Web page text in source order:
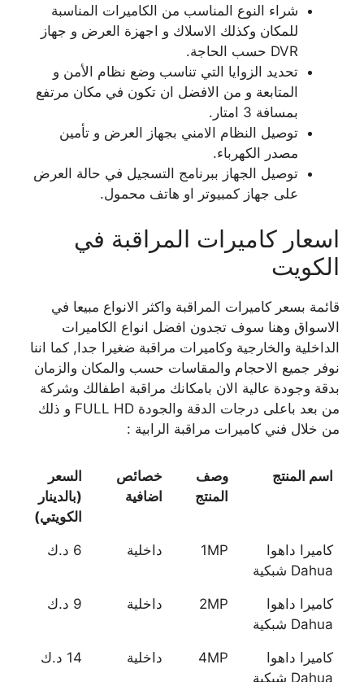
شراء النوع المناسب من الكاميرات المناسبة
للمكان وكذلك الاسلاك و اجهزة العرض و جهاز
DVR حسب الحاجة.
تحديد الزوايا التي تناسب وضع نظام الأمن و
المتابعة و من الافضل ان تكون في مكان مرتفع
بمسافة 3 امتار.
توصيل النظام الامني بجهاز العرض و تأمين
مصدر الكهرباء.
توصيل الجهاز ببرنامج التسجيل في حالة العرض
على جهاز كمبيوتر او هاتف محمول.
اسعار كاميرات المراقبة في
الكويت
قائمة بسعر كاميرات المراقبة واكثر الانواع مبيعا في
الاسواق وهنا سوف تجدون افضل انواع الكاميرات
الداخلية والخارجية وكاميرات مراقبة ضغيرا جدا, كما اننا
نوفر جميع الاحجام والمقاسات حسب والمكان والزمان
بدقة وجودة عالية الان بامكانك مراقبة اطفالك وشركة
من بعد باعلى درجات الدقة والجودة FULL HD و ذلك
من خلال فني كاميرات مراقبة الرابية :
اسم المنتج
وصف
المنتج
خصائص
اضافية
السعر
(بالدينار
الكويتي)
كاميرا داهوا
Dahua شبكية
1MP داخلية 6 د.ك
كاميرا داهوا
Dahua شبكية
2MP داخلية 9 د.ك
كاميرا داهوا
Dahua شبكية
4MP داخلية 14 د.ك